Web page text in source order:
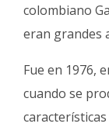
colombiano
eran grandes
Fue en 1976,
cuando se